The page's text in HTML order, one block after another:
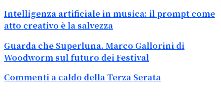
Intelligenza artificiale in musica: il prompt come
atto creativo è la salvezza
Guarda che Superluna. Marco Gallorini di
Woodworm sul futuro dei Festival
Commenti a caldo della Terza Serata